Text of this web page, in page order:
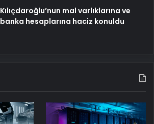
Kılıçdaroğlu’nun mal varlıklarına ve
banka hesaplarına haciz konuldu